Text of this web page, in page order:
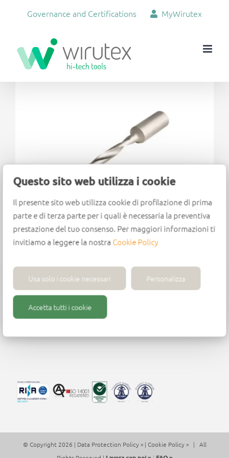
Questo sito web utilizza i cookie
Il presente sito web utilizza cookie di profilazione di prima
parte e di terza parte per i quali è necessaria la preventiva
prestazione del tuo consenso. Per maggiori informazioni ti
invitiamo a leggere la nostraCookie Policy
Usa solo i cookie necessari Personalizza
Accetta tutti i cookie
Governance and Certifications MyWirutex
Wirutex S.r.l.
Via Mario Ricci, 28 - 61122 Pesaro (PU) - Italia -
Tel. +39 (0)721 204355
© Copyright 2026 | Data Protection Policy »| Cookie Policy »| All